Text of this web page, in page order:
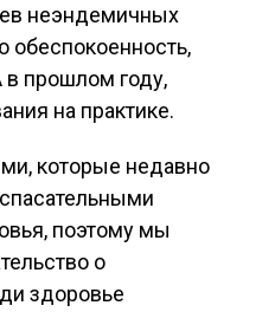
неэндемичных
обеспокоенность,
в прошлом году,
на практике.
которые недавно
поэтому мы
о
здоровье